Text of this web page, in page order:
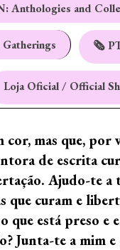
Anthologies and
🗞️
Loja Oficial / Official
cor, mas que,
de escrita
Ajudo-te a
que curam e
que está preso
Junta-te a mim